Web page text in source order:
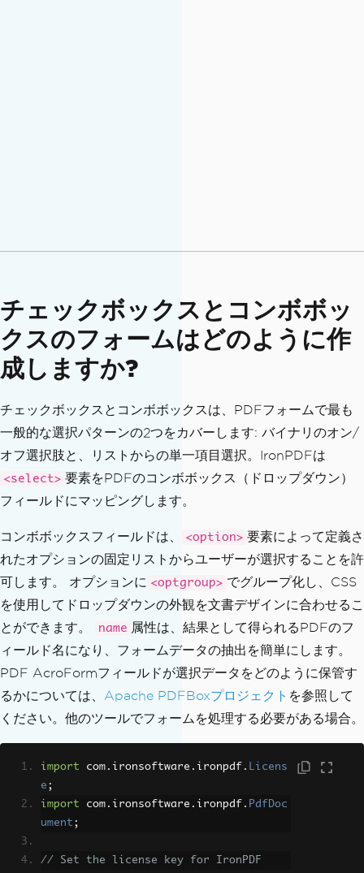
チェックボックスとコンボボッ
クスのフォームはどのように作
成しますか?
チェックボックスとコンボボックスは、PDFフォームで最も
一般的な選択パターンの2つをカバーします: バイナリのオン/
オフ選択肢と、リストからの単一項目選択。IronPDFは
<select> 要素をPDFのコンボボックス（ドロップダウン）
フィールドにマッピングします。
コンボボックスフィールドは、 <option> 要素によって定義さ
れたオプションの固定リストからユーザーが選択することを許
可します。 オプションに <optgroup> でグループ化し、CSS
を使用してドロップダウンの外観を文書デザインに合わせるこ
とができます。
name 属性は、結果として得られるPDFのフ
ィールド名になり、フォームデータの抽出を簡単にします。
PDF AcroFormフィールドが選択データをどのように保管す
るかについては、 Apache PDFBoxプロジェクト を参照して
ください。他のツールでフォームを処理する必要がある場合。
import com . ironsoftware . ironpdf . Licens
e ;
import com . ironsoftware . ironpdf . PdfDoc
ument ;
// Set the license key for IronPDF